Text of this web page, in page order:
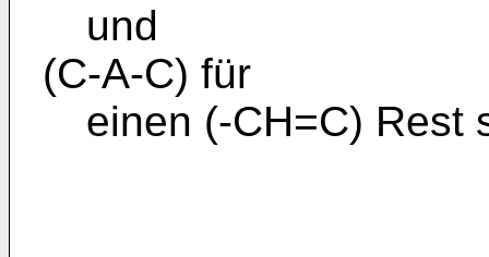
und
(C-A-C) für
einen (-CH=C) Rest